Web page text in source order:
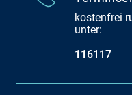
kostenfrei
unter:
116117